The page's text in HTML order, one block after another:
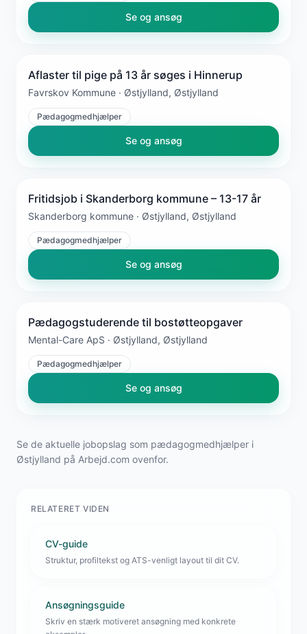
Se og ansøg
Aflaster til pige på 13 år søges i Hinnerup
Favrskov Kommune · Østjylland, Østjylland
Pædagogmedhjælper
Se og ansøg
Fritidsjob i Skanderborg kommune – 13-17 år
Skanderborg kommune · Østjylland, Østjylland
Pædagogmedhjælper
Se og ansøg
Pædagogstuderende til bostøtteopgaver
Mental-Care ApS · Østjylland, Østjylland
Pædagogmedhjælper
Se og ansøg
Se de aktuelle jobopslag som pædagogmedhjælper i
Østjylland på Arbejd.com ovenfor.
RELATERET VIDEN
CV-guide
Struktur, profiltekst og ATS-venligt layout til dit CV.
Ansøgningsguide
Skriv en stærk motiveret ansøgning med konkrete